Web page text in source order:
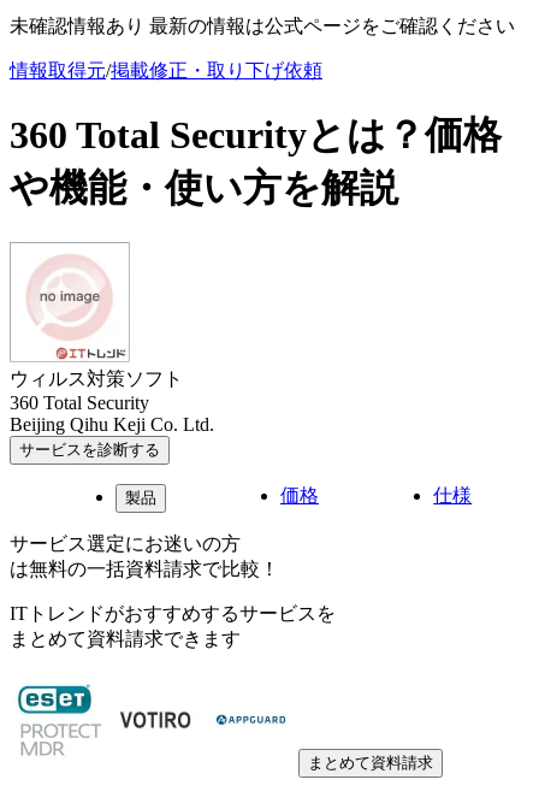
未確認情報あり 最新の情報は公式ページをご確認ください
情報取得元/掲載修正・取り下げ依頼
360 Total Securityとは？価格
や機能・使い方を解説
ウィルス対策ソフト
360 Total Security
Beijing Qihu Keji Co. Ltd.
サービスを診断する
製品 価格 仕様
サービス選定にお迷いの方
は無料の一括資料請求で比較！
ITトレンドがおすすめするサービスを
まとめて資料請求できます
まとめて資料請求